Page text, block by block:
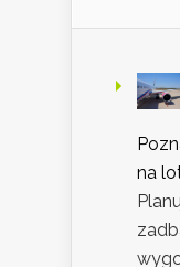
na